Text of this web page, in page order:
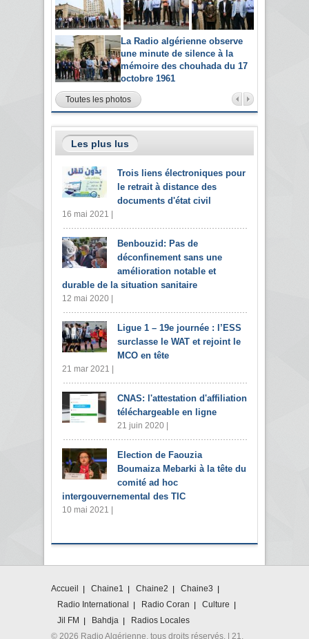
La Radio algérienne observe
une minute de silence à la
mémoire des chouhada du 17
octobre 1961
Toutes les photos
Les plus lus
Trois liens électroniques pour
le retrait à distance des
documents d'état civil
16 mai 2021 |
Benbouzid: Pas de
déconfinement sans une
amélioration notable et
durable de la situation sanitaire
12 mai 2020 |
Ligue 1 – 19e journée : l’ESS
surclasse le WAT et rejoint le
MCO en tête
21 mar 2021 |
CNAS: l'attestation d'affiliation
téléchargeable en ligne
21 juin 2020 |
Election de Faouzia
Boumaiza Mebarki à la tête du
comité ad hoc
intergouvernemental des TIC
10 mai 2021 |
Accueil Chaine1 Chaine2
Chaine3
Radio International
Radio Coran
Culture
Jil FM
Bahdja
Radios Locales
© 2026 Radio Algérienne. tous droits réservés. | 21,